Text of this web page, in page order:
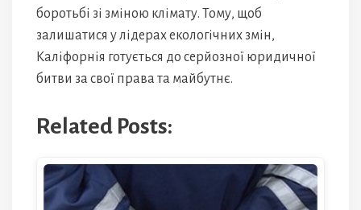
боротьбі зі зміною клімату. Тому, щоб
залишатися у лідерах екологічних змін,
Каліфорнія готується до серйозної юридичної
битви за свої права та майбутнє.
Related Posts: